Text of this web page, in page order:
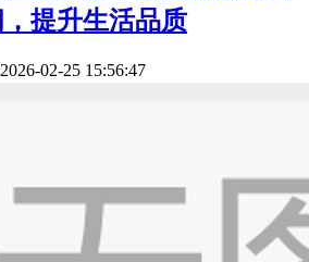
提升生活品质
02-25 15:56:47